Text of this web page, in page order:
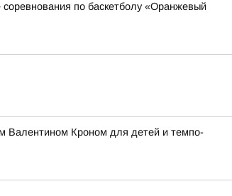
по баскетболу «Оранжевый
Валентином Кроном для детей и темпо-